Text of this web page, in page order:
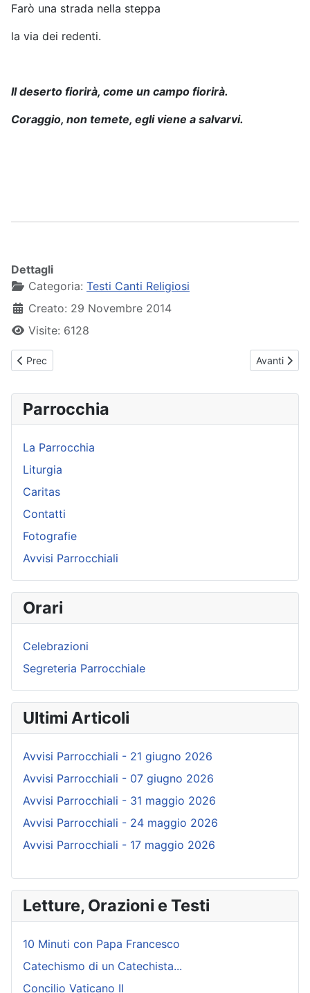
Farò una strada nella steppa
la via dei redenti.
Il deserto fiorirà, come un campo fiorirà.
Coraggio, non temete, egli viene a salvarvi.
Dettagli
Categoria: Testi Canti Religiosi
Creato: 29 Novembre 2014
Visite: 6128
Articolo precedente: I cieli narrano
Prec Articolo
Avanti
Parrocchia
La Parrocchia
Liturgia
Caritas
Contatti
Fotografie
Avvisi Parrocchiali
Orari
Celebrazioni
Segreteria Parrocchiale
Ultimi Articoli
Avvisi Parrocchiali - 21 giugno 2026
Avvisi Parrocchiali - 07 giugno 2026
Avvisi Parrocchiali - 31 maggio 2026
Avvisi Parrocchiali - 24 maggio 2026
Avvisi Parrocchiali - 17 maggio 2026
Letture, Orazioni e Testi
10 Minuti con Papa Francesco
Catechismo di un Catechista...
Concilio Vaticano II